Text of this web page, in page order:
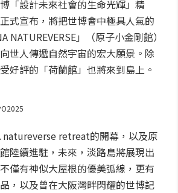
「設計未來社會的生命光輝」精
式宣布，將把世博會中極具人氣的
NATUREVERSE」（原子小金剛館）
世人傳遞自然宇宙的宏大願景。除
好評的「荷蘭館」也將來到島上。
natureverse retreat的開幕，以及原
陸續進駐，未來，淡路島將展現出
僅有神似大屋根的優美弧線，更有
，以及曾在大阪灣畔閃耀的世博記